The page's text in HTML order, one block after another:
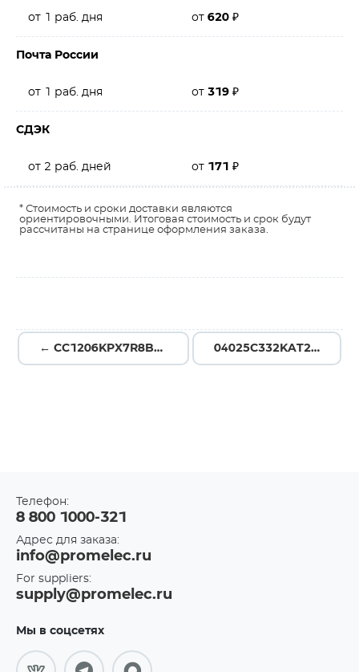
от 1 раб. дня от 620 ₽
Почта России
от 1 раб. дня от 319 ₽
СДЭК
от 2 раб. дней от 171 ₽
* Стоимость и сроки доставки являются
ориентировочными. Итоговая стоимость и срок будут
рассчитаны на странице оформления заказа.
← CC1206KPX7R8BB224 04025C332KAT2A →
Телефон:
8 800 1000-321
Адрес для заказа:
info@promelec.ru
For suppliers:
supply@promelec.ru
Мы в соцсетях